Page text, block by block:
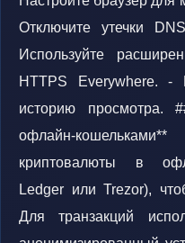
Отключите утечки
Используйте
HTTPS Everywhere. -
историю просмотра.
офлайн-
криптовалюты в
Ledger или Trezor),
Для транзакций